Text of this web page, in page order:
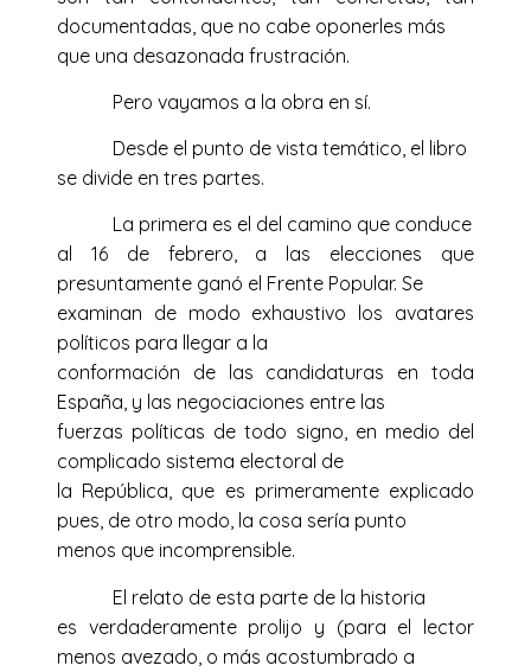
documentadas, que no cabe oponerles más
que una desazonada frustración.
Pero vayamos a la obra en sí.
Desde el punto de vista temático, el libro
se divide en tres partes.
La primera es el del camino que conduce
al 16 de febrero, a las elecciones que
presuntamente ganó el Frente Popular. Se
examinan de modo exhaustivo los avatares
políticos para llegar a la
conformación de las candidaturas en toda
España, y las negociaciones entre las
fuerzas políticas de todo signo, en medio del
complicado sistema electoral de
la República, que es primeramente explicado
pues, de otro modo, la cosa sería punto
menos que incomprensible.
El relato de esta parte de la historia
es verdaderamente prolijo y (para el lector
menos avezado, o más acostumbrado a